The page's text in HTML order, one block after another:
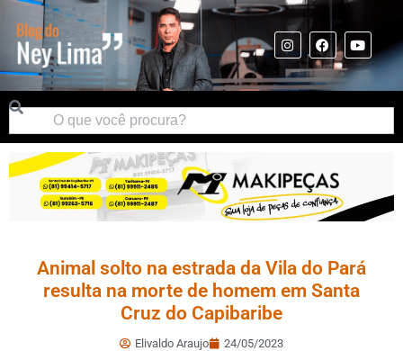
Animal solto na estrada da Vila do Pará
resulta na morte de homem em Santa
Cruz do Capibaribe
Elivaldo Araujo 24/05/2023